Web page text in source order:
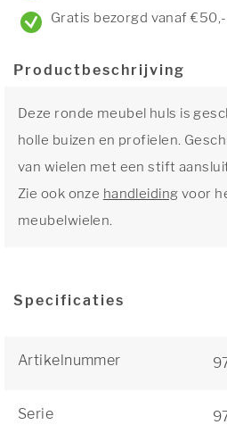
Gratis bezorgd vanaf €50,-
Productbeschrijving
Deze ronde meubel huls is
holle buizen en profielen.
van wielen met een stift
Zie ook onze handleiding voor
meubelwielen.
Specificaties
Artikelnummer
Serie